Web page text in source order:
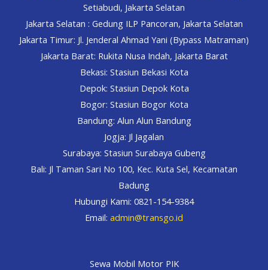
Setiabudi, Jakarta Selatan
Jakarta Selatan : Gedung ILP Pancoran, Jakarta Selatan
Jakarta Timur: Jl. Jenderal Ahmad Yani (Bypass Matraman)
Jakarta Barat: Rukita Nusa Indah, Jakarta Barat
Bekasi: Stasiun Bekasi Kota
Depok: Stasiun Depok Kota
Bogor: Stasiun Bogor Kota
Bandung: Alun Alun Bandung
Jogja: Jl Jagalan
Surabaya: Stasiun Surabaya Gubeng
Bali: Jl Taman Sari No 100, Kec. Kuta Sel, Kecamatan
Badung
Hubungi Kami: 0821-154-9384
Email: admin@transgo.id
Sewa Mobil Motor PIK